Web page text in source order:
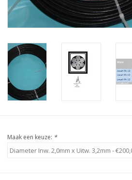
Rvs Staalkabel spanner
Staalkabel met coating
Staalkabel Klem
Maak een keuze: *